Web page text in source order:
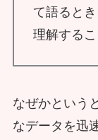
て語ると
理解するこ
なぜかという
なデータを迅